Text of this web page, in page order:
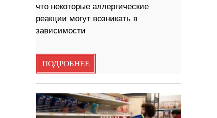
что некоторые аллергические
реакции могут возникать в
зависимости
ПОДРОБНЕЕ